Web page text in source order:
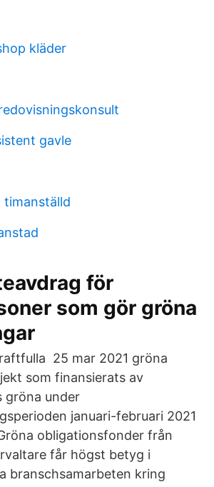
kläder
gavle
timanställd
för
som gör gröna
25 mar 2021 gröna
som finansierats av
gröna under
januari-februari 2021
obligationsfonder från
får högst betyg i
branschsamarbeten kring